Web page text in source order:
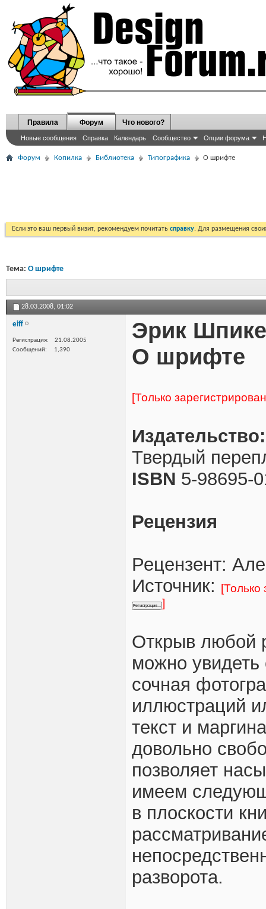
Правила Форум
Новые сообщения Справка Календарь Сообщество Опции форума
Что нового?
Форум Копилка Библиотека Типографика О шрифте
Если это ваш первый визит, рекомендуем почитать справку. Для размещения
Тема: О шрифте
28.03.2008, 01:02
eiff
Регистрация
21.08.2005
Сообщений
1,390
Эрик
О шрифте
[Только
Издательство:
Твердый
ISBN 5-98695-
Рецензия
Рецензент:
Источник:
[Только
]
Открыв любой
можно
сочная
иллюстраций
текст и
довольно
позволяет
имеем
в плоскости
разворота.